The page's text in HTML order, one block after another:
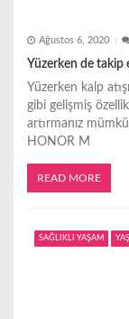
Ağustos 6, 2020
Yüzerken de takip
Yüzerken kalp
gibi gelişmiş
artırmanız
HONOR M
READ MORE
SAĞLIKLI YAŞAM